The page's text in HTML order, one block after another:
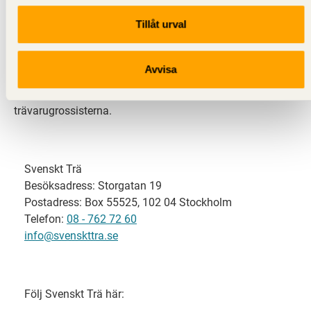
Tillåt urval
Avvisa
Svenskt Trä representerar svensk sågverksindustri
och är en del av branschorganisationen
svensk limträ-, KL-trä- och förpackningsindustri samt
trävarugrossisterna.
Svenskt Trä
Besöksadress: Storgatan 19
Postadress: Box 55525, 102 04 Stockholm
Telefon: 08 - 762 72 60
info@svenskttra.se
Följ Svenskt Trä här: